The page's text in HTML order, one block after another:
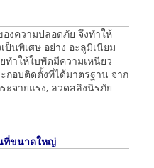
งความปลอดภัย จึงทำให้
นพิเศษ อย่าง อะลูมิเนียม
ทำให้ใบพัดมีความเหนียว
อบติดตั้งที่ได้มาตรฐาน จาก
จายแรง, ลวดสลิงนิรภัย
ที่ขนาดใหญ่